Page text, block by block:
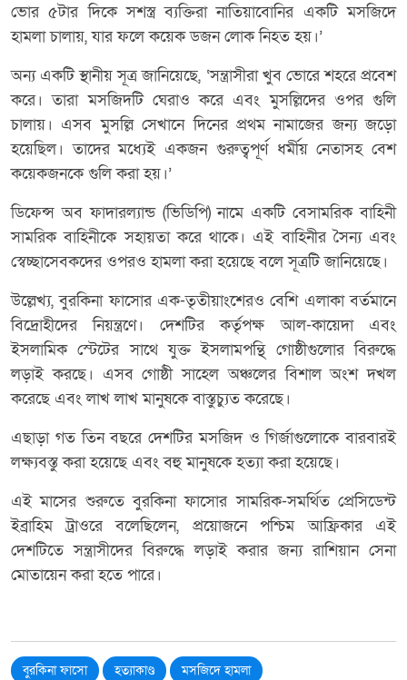
ভোর ৫টার দিকে সশস্ত্র ব্যক্তিরা নাতিয়াবোনির একটি মসজিদে
হামলা চালায়, যার ফলে কয়েক ডজন লোক নিহত হয়।’
অন্য একটি স্থানীয় সূত্র জানিয়েছে, ‘সন্ত্রাসীরা খুব ভোরে শহরে প্রবেশ
করে। তারা মসজিদটি ঘেরাও করে এবং মুসল্লিদের ওপর গুলি
চালায়। এসব মুসল্লি সেখানে দিনের প্রথম নামাজের জন্য জড়ো
হয়েছিল। তাদের মধ্যেই একজন গুরুত্বপূর্ণ ধর্মীয় নেতাসহ বেশ
কয়েকজনকে গুলি করা হয়।’
ডিফেন্স অব ফাদারল্যান্ড (ভিডিপি) নামে একটি বেসামরিক বাহিনী
সামরিক বাহিনীকে সহায়তা করে থাকে। এই বাহিনীর সৈন্য এবং
স্বেচ্ছাসেবকদের ওপরও হামলা করা হয়েছে বলে সূত্রটি জানিয়েছে।
উল্লেখ্য, বুরকিনা ফাসোর এক-তৃতীয়াংশেরও বেশি এলাকা বর্তমানে
বিদ্রোহীদের নিয়ন্ত্রণে। দেশটির কর্তৃপক্ষ আল-কায়েদা এবং
ইসলামিক স্টেটের সাথে যুক্ত ইসলামপন্থি গোষ্ঠীগুলোর বিরুদ্ধে
লড়াই করছে। এসব গোষ্ঠী সাহেল অঞ্চলের বিশাল অংশ দখল
করেছে এবং লাখ লাখ মানুষকে বাস্তুচ্যুত করেছে।
এছাড়া গত তিন বছরে দেশটির মসজিদ ও গির্জাগুলোকে বারবারই
লক্ষ্যবস্তু করা হয়েছে এবং বহু মানুষকে হত্যা করা হয়েছে।
এই মাসের শুরুতে বুরকিনা ফাসোর সামরিক-সমর্থিত প্রেসিডেন্ট
ইব্রাহিম ট্রাওরে বলেছিলেন, প্রয়োজনে পশ্চিম আফ্রিকার এই
দেশটিতে সন্ত্রাসীদের বিরুদ্ধে লড়াই করার জন্য রাশিয়ান সেনা
মোতায়েন করা হতে পারে।
বুরকিনা ফাসো হত্যাকাণ্ড মসজিদে হামলা